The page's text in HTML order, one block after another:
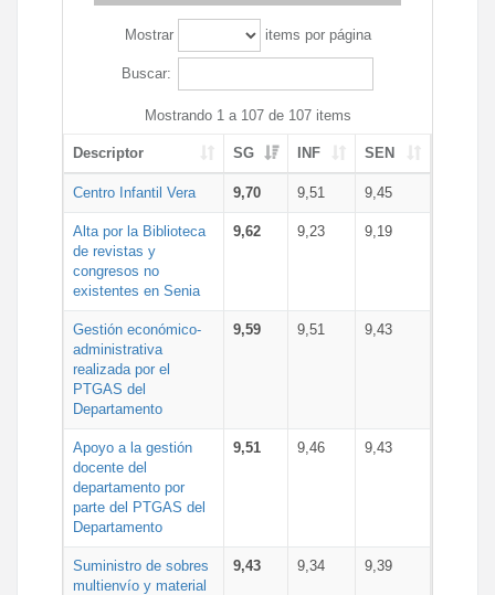
Mostrar items por página
Buscar:
Mostrando 1 a 107 de 107 items
Descriptor SG INF SEN
Centro Infantil Vera 9,70 9,51 9,45
Alta por la Biblioteca
de revistas y
congresos no
existentes en Senia
9,62 9,23 9,19
Gestión económico-
administrativa
realizada por el
PTGAS del
Departamento
9,59 9,51 9,43
Apoyo a la gestión
docente del
departamento por
parte del PTGAS del
Departamento
9,51 9,46 9,43
Suministro de sobres
multienvío y material
9,43 9,34 9,39